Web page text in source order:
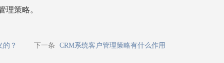
理策略。
的？ 下一条 CRM系统客户管理策略有什么作用